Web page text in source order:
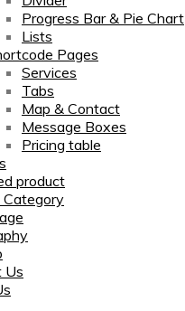
Progress Bar & Pie Chart
Lists
Pages
Services
Tabs
Map & Contact
Message Boxes
Pricing table
product
Category
Us